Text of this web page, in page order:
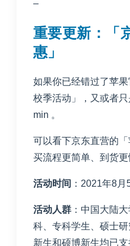
–
重要更新：「
惠」
如果你已经错过了苹
校季活动」，又或者
min 。
可以看下京东直营的
买流程更简单、到货更
活动时间 ：2021年8
活动人群 ：中国大陆
科、专科学生、硕士
新生和硕博新生均已支